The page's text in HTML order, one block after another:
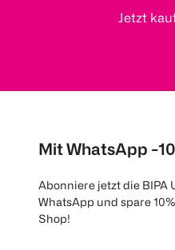
Jetzt
Mit WhatsApp -
Abonniere jetzt die BIPA
WhatsApp und spare
Shop!